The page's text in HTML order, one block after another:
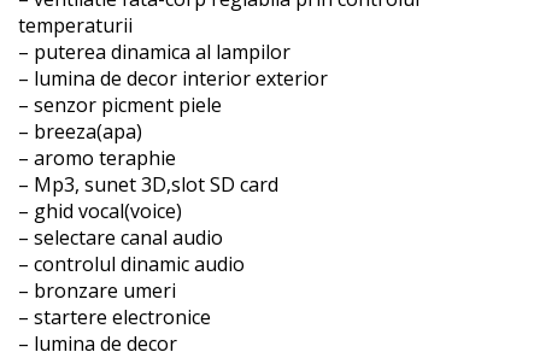
temperaturii
– puterea dinamica al lampilor
– lumina de decor interior exterior
– senzor picment piele
– breeza(apa)
– aromo teraphie
– Mp3, sunet 3D,slot SD card
– ghid vocal(voice)
– selectare canal audio
– controlul dinamic audio
– bronzare umeri
– startere electronice
– lumina de decor